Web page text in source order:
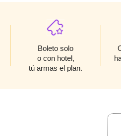
Boleto solo
o con hotel,
tú armas el plan.